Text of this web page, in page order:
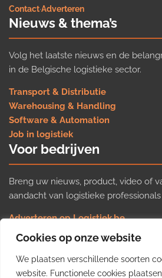
Cookies op onze website
We plaatsen verschillende soorten
website. Functionele cookies
Contact·Adverteren
Nieuws & thema’s
Volg het laatste nieuws en de
in de Belgische logistieke sector.
Transport & Distributie
Warehousing & Handling
Software & Automation
Job in logistiek
Voor bedrijven
Breng uw nieuws, product, video of
aandacht van logistieke
Adverteren op Logistiek.be
Nieuws insturen
Uw video op Logistiek.TV
Job plaatsen